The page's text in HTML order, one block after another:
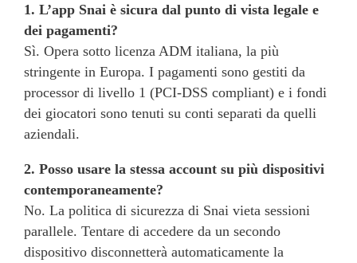
1. L’app Snai è sicura dal punto di vista legale e
dei pagamenti?
Sì. Opera sotto licenza ADM italiana, la più
stringente in Europa. I pagamenti sono gestiti da
processor di livello 1 (PCI-DSS compliant) e i fondi
dei giocatori sono tenuti su conti separati da quelli
aziendali.
2. Posso usare la stessa account su più dispositivi
contemporaneamente?
No. La politica di sicurezza di Snai vieta sessioni
parallele. Tentare di accedere da un secondo
dispositivo disconnetterà automaticamente la